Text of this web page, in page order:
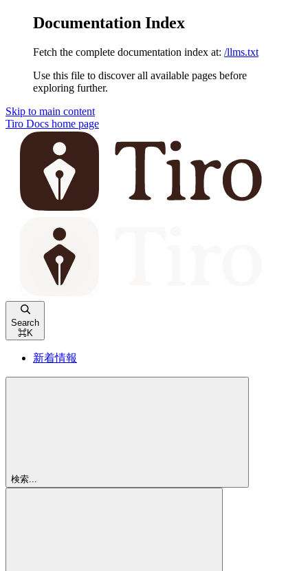
Documentation Index
Fetch the complete documentation index at: /llms.txt
Use this file to discover all available pages before
exploring further.
Skip to main content
Tiro Docs home page
Search
⌘K
新着情報
検索...